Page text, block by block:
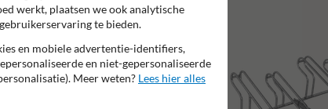
werkt, plaatsen we ook analytische
te bieden.
en mobiele advertentie-identifiers,
en niet-gepersonaliseerde
Meer weten? Lees hier alles